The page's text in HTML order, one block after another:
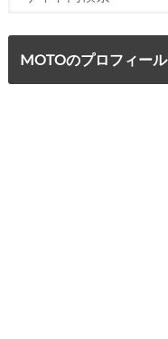
MOTOのプロフィール